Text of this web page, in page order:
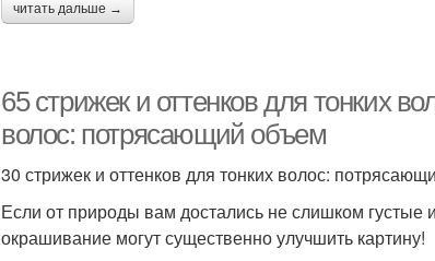
читать дальше →
65 стрижек и оттенков для тонких
волос: потрясающий объем
30 стрижек и оттенков для тонких волос:
Если от природы вам достались не слишком
окрашивание могут существенно улучшить картину!